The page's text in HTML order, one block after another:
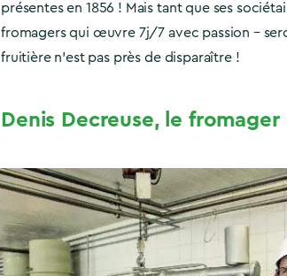
présentes en 1856 ! Mais tant que ses
fromagers qui œuvre 7j/7 avec passion –
fruitière n’est pas près de disparaître !
Denis Decreuse, le